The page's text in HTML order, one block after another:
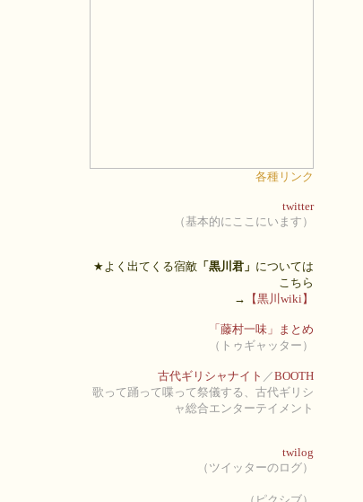
各種リンク
twitter
（基本的にここにいます）
★よく出てくる宿敵「黒川君」 については
こちら
→ 【黒川wiki】
「藤村一味」まとめ
（トゥギャッター）
古代ギリシャナイト ／BOOTH
歌って踊って喋って祭儀する、古代ギリシ
ャ総合エンターテイメント
twilog
（ツイッターのログ）